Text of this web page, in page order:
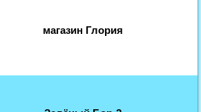
магазин Глория